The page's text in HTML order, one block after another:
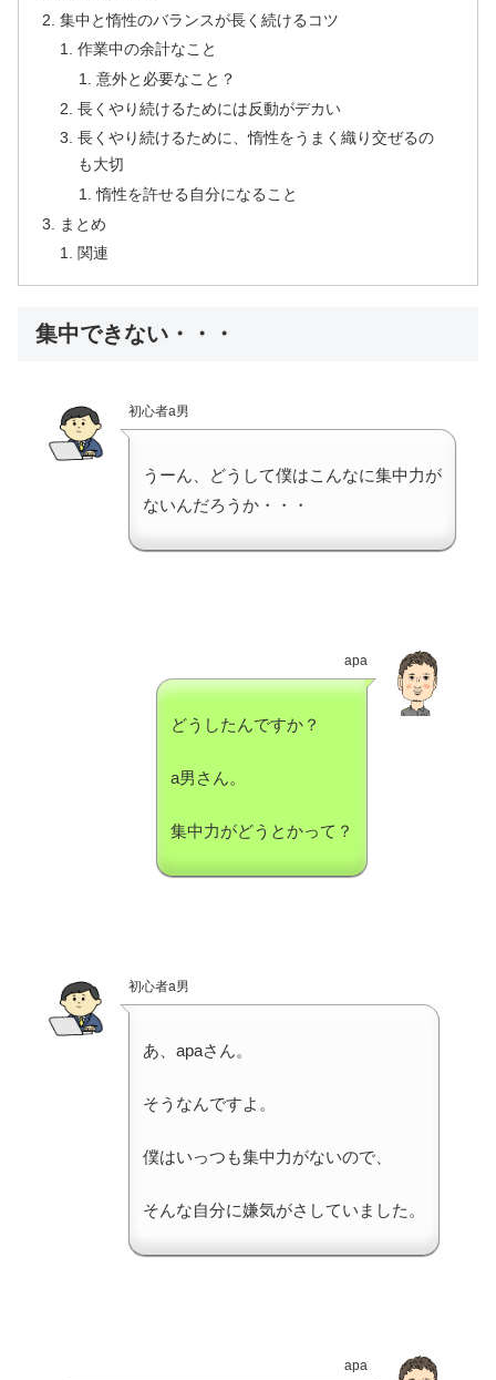
集中と惰性のバランスが長く続けるコツ
作業中の余計なこと
意外と必要なこと？
長くやり続けるためには反動がデカい
長くやり続けるために、惰性をうまく織り交ぜるの
も大切
惰性を許せる自分になること
まとめ
関連
集中できない・・・
初心者a男
うーん、どうして僕はこんなに集中力が
ないんだろうか・・・
apa
どうしたんですか？
a男さん。
集中力がどうとかって？
初心者a男
あ、apaさん。
そうなんですよ。
僕はいっつも集中力がないので、
そんな自分に嫌気がさしていました。
apa